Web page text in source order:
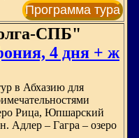
Программа тура
СПБ"
4 дня + ж
в Абхазию для
Рица, Юпшарский
Адлер – Гагра – озеро